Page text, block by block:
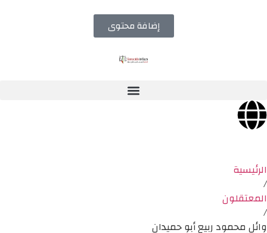
إضافة محتوى
الرئيسية
/
المعتقلون
/
وائل محمود ربيع أبو حميدان